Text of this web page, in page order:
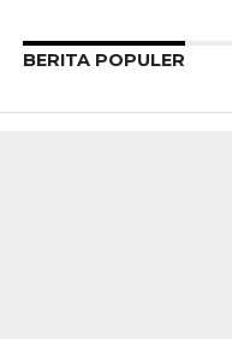
BERITA POPULER